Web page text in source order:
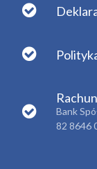
Bank
82 8646